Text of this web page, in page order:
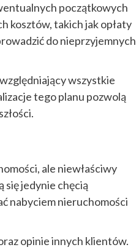
początkowych
kosztów, takich jak opłaty
do nieprzyjemnych
wszystkie
tego planu pozwolą
ale niewłaściwy
jedynie chęcią
nabyciem nieruchomości
opinie innych klientów.